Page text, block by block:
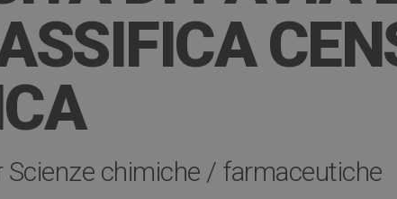
Scienze chimiche / farmaceutiche